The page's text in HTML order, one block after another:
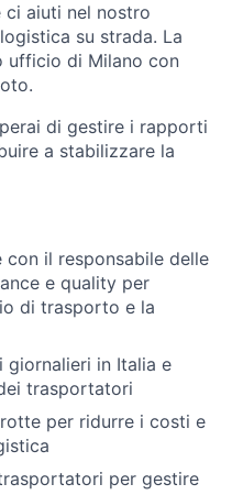
aiuti nel nostro
su strada. La
ufficio di Milano con
di gestire i rapporti
a stabilizzare la
il responsabile delle
e quality per
di trasporto e la
giornalieri in Italia e
trasportatori
per ridurre i costi e
per gestire